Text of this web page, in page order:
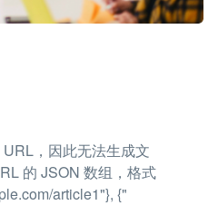
，因此无法生成文
的 JSON 数组，格式
article1"}, {"